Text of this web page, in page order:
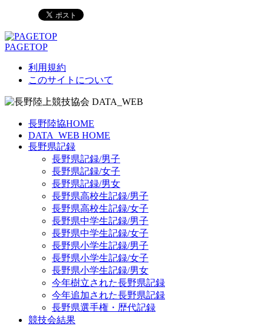
PAGETOP
利用規約
このサイトについて
長野陸協HOME
DATA_WEB HOME
長野県記録
長野県記録/男子
長野県記録/女子
長野県記録/男女
長野県高校生記録/男子
長野県高校生記録/女子
長野県中学生記録/男子
長野県中学生記録/女子
長野県小学生記録/男子
長野県小学生記録/女子
長野県小学生記録/男女
今年樹立された長野県記録
今年追加された長野県記録
長野県選手権・歴代記録
競技会結果